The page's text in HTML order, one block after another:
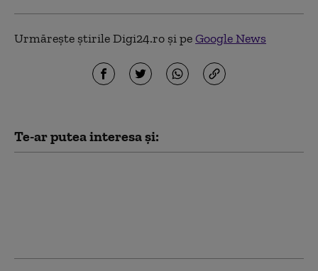
Urmărește știrile Digi24.ro și peGoogle News
Te-ar putea interesa și: